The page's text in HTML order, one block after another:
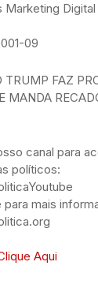
Marketing
09
TRUMP FAZ
MANDA
canal para
políticos:
mais
Aqui